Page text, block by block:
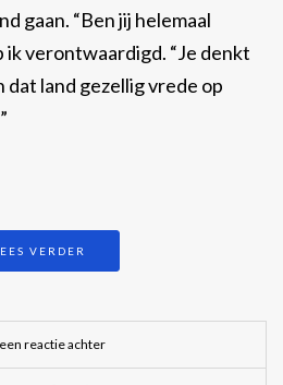
gaan. “Ben jij helemaal
ik verontwaardigd. “Je denkt
land gezellig vrede op
VERDER
reactie achter